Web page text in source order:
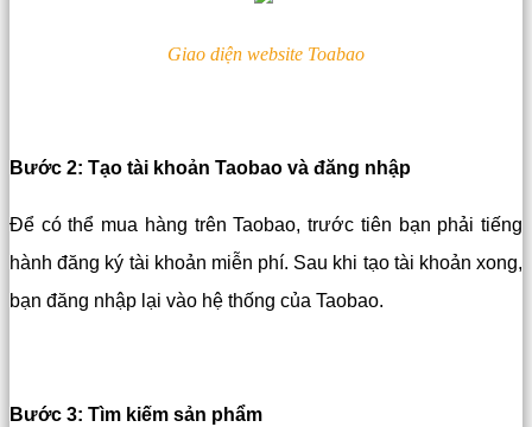
Giao diện website Toabao
Bước 2: Tạo tài khoản Taobao và đăng nhập
Để có thể mua hàng trên Taobao, trước tiên bạn phải tiếng
hành đăng ký tài khoản miễn phí. Sau khi tạo tài khoản xong,
bạn đăng nhập lại vào hệ thống của Taobao.
Bước 3: Tìm kiếm sản phẩm